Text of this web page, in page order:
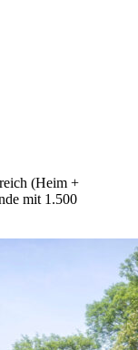
(Heim +
mit 1.500